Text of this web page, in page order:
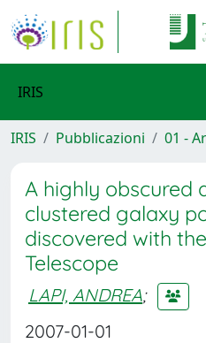
IRIS
IRIS Pubblicazioni 01 -
A highly obscured
clustered galaxy
discovered with
Telescope
LAPI, ANDREA;
2007-01-01